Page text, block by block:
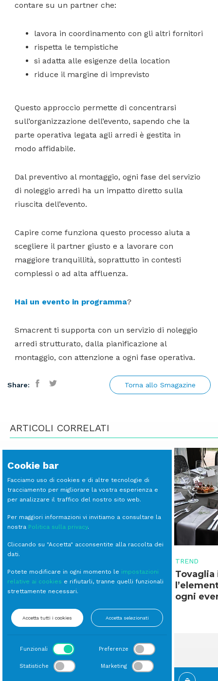
contare su un partner che:
lavora in coordinamento con gli altri fornitori
rispetta le tempistiche
si adatta alle esigenze della location
riduce il margine di imprevisto
Questo approccio permette di concentrarsi
sull’organizzazione dell’evento, sapendo che la
parte operativa legata agli arredi è gestita in
modo affidabile.
Dal preventivo al montaggio, ogni fase del servizio
di noleggio arredi ha un impatto diretto sulla
riuscita dell’evento.
Capire come funziona questo processo aiuta a
scegliere il partner giusto e a lavorare con
maggiore tranquillità, soprattutto in contesti
complessi o ad alta affluenza.
Hai un evento in programma?
Smacrent ti supporta con un servizio di noleggio
arredi strutturato, dalla pianificazione al
montaggio, con attenzione a ogni fase operativa.
Share: Torna allo Smagazine
ARTICOLI CORRELATI
Bergamo: innovazione e
design per eventi aziendali
nei distretti industriali
TREND
Tovaglia
ogni
Cookie bar
Facciamo uso di cookies e di altre tecnologie di
tracciamento per migliorare la vostra esperienza e
per analizzare il traffico del nostro sito web.
Per maggiori informazioni vi invitiamo a consultare la
nostra Politica sulla privacy.
Cliccando su "Accetta" acconsentite alla raccolta dei
dati.
Potete modificare in ogni momento le impostazioni
relative ai cookies e rifiutarli, tranne quelli funzionali
strettamente necessari.
Accetta tutti i cookies Accetta selezionati
Funzionali Preferenze
Statistiche Marketing